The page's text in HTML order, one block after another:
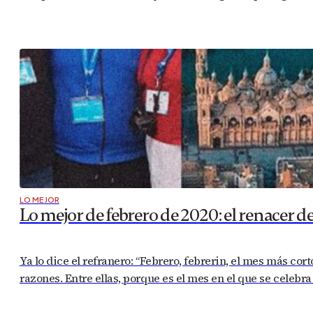
LO MEJOR
Lo mejor de febrero de 2020: el renacer
Ya lo dice el refranero: “Febrero, febrerin, el mes más
razones. Entre ellas, porque es el mes en el que se